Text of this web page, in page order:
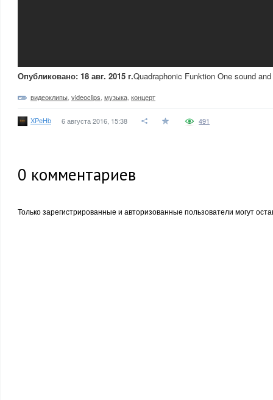
Опубликовано: 18 авг. 2015 г.Quadraphonic Funktion One sound
видеоклипы videoclips музыка концерт
XPeHb 6 августа 2016, 15:38 491
0 комментариев
Только зарегистрированные и авторизованные пользователи могут